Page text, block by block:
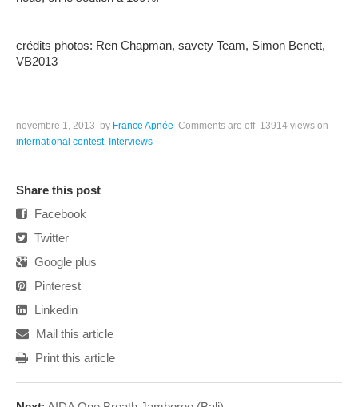
crédits photos: Ren Chapman, savety Team, Simon Benett,
VB2013
novembre 1, 2013 by France Apnée Comments are off 13914 views on
international contest, Interviews
Share this post
Facebook
Twitter
Google plus
Pinterest
Linkedin
Mail this article
Print this article